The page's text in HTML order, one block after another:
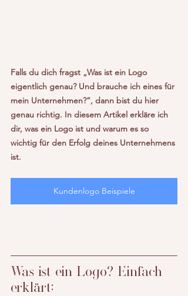
Falls du dich fragst „Was ist ein Logo
eigentlich genau? Und brauche ich eines für
mein Unternehmen?“, dann bist du hier
genau richtig. In diesem Artikel erkläre ich
dir, was ein Logo ist und warum es so
wichtig für den Erfolg deines Unternehmens
ist.
Kundenlogo Beispiele
Was ist ein Logo? Einfach
erklärt: